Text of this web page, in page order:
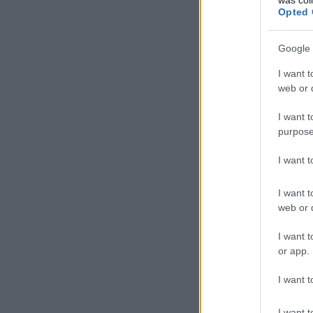
Opted
Google
I want
web or
I want
I want
I want
web or
I want
or app.
I want